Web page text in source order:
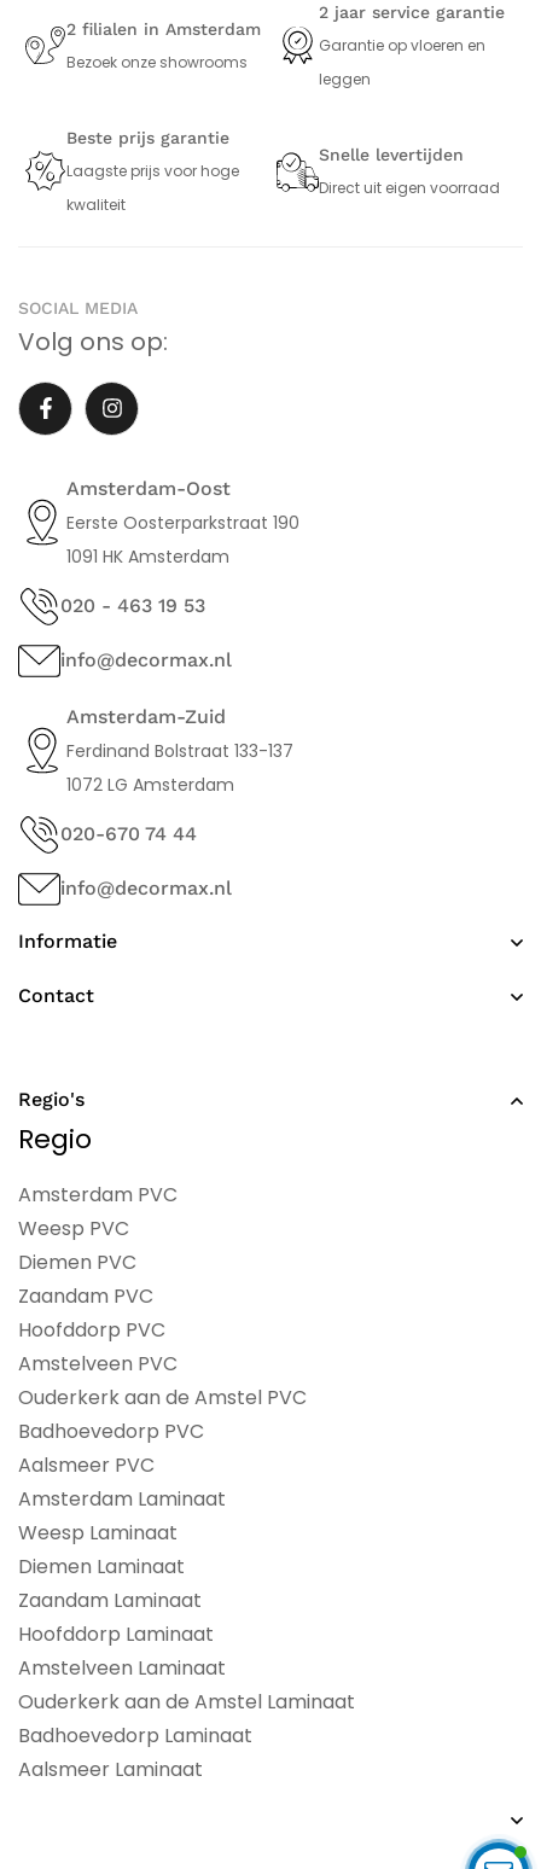
2 filialen in Amsterdam
Bezoek onze showrooms
2 jaar service garantie
Garantie op vloeren en
leggen
Beste prijs garantie
Laagste prijs voor hoge
kwaliteit
Snelle levertijden
Direct uit eigen voorraad
Amsterdam-Oost
Eerste Oosterparkstraat 190
1091 HK Amsterdam
020 - 463 19 53
info@decormax.nl
Informatie
Contact
Amsterdam-Zuid
Ferdinand Bolstraat 133-137
1072 LG Amsterdam
020-670 74 44
info@decormax.nl
SOCIAL MEDIA
Volg ons op:
Regio's
Regio
Amsterdam PVC
Weesp PVC
Diemen PVC
Zaandam PVC
Hoofddorp PVC
Amstelveen PVC
Ouderkerk aan de Amstel PVC
Badhoevedorp PVC
Aalsmeer PVC
Amsterdam Laminaat
Weesp Laminaat
Diemen Laminaat
Zaandam Laminaat
Hoofddorp Laminaat
Amstelveen Laminaat
Ouderkerk aan de Amstel Laminaat
Badhoevedorp Laminaat
Aalsmeer Laminaat